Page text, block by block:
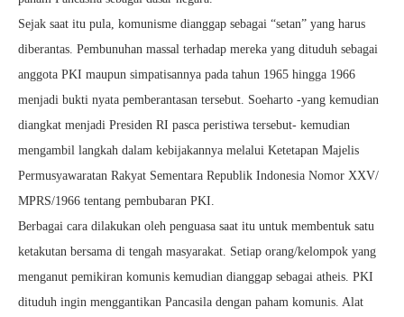
Sejak saat itu pula, komunisme dianggap sebagai “setan” yang harus
diberantas. Pembunuhan massal terhadap mereka yang dituduh sebagai
anggota PKI maupun simpatisannya pada tahun 1965 hingga 1966
menjadi bukti nyata pemberantasan tersebut. Soeharto -yang kemudian
diangkat menjadi Presiden RI pasca peristiwa tersebut- kemudian
mengambil langkah dalam kebijakannya melalui Ketetapan Majelis
Permusyawaratan Rakyat Sementara Republik Indonesia Nomor XXV/
MPRS/1966 tentang pembubaran PKI.
Berbagai cara dilakukan oleh penguasa saat itu untuk membentuk satu
ketakutan bersama di tengah masyarakat. Setiap orang/kelompok yang
menganut pemikiran komunis kemudian dianggap sebagai atheis. PKI
dituduh ingin menggantikan Pancasila dengan paham komunis. Alat